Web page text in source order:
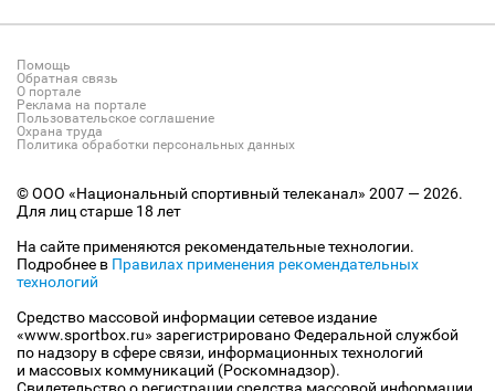
Помощь
Обратная связь
О портале
Реклама на портале
Пользовательское соглашение
Охрана труда
Политика обработки персональных данных
© ООО «Национальный спортивный телеканал» 2007 — 2026.
Для лиц старше 18 лет
На сайте применяются рекомендательные технологии.
Подробнее в Правилах применения рекомендательных
технологий
Средство массовой информации сетевое издание
«www.sportbox.ru» зарегистрировано Федеральной службой
по надзору в сфере связи, информационных технологий
и массовых коммуникаций (Роскомнадзор).